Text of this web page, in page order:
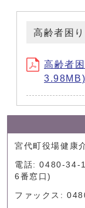
高齢者困
高齢者
3.98MB)
宮代町役場健康
電話: 0480-34-
6番窓口)
ファックス: